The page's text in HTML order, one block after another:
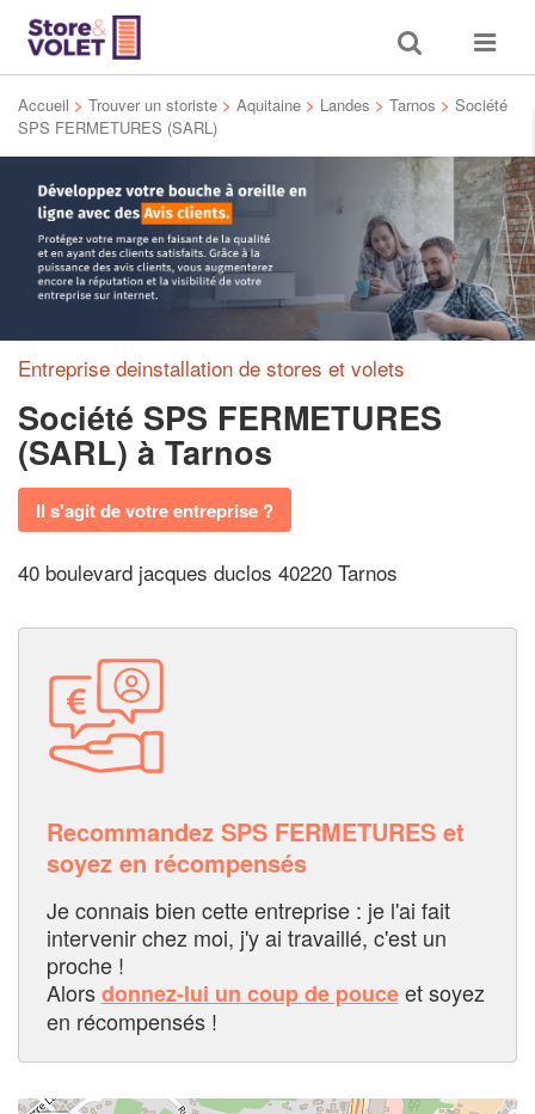
Toggle
search
Toggle
Accueil > Trouver un storiste > Aquitaine > Landes > Tarnos > Société
SPS FERMETURES (SARL)
Entreprise deinstallation de stores et volets
Société SPS FERMETURES
(SARL) à Tarnos
Il s'agit de votre entreprise ?
40 boulevard jacques duclos 40220 Tarnos
Recommandez SPS FERMETURES et
soyez en récompensés
Je connais bien cette entreprise : je l'ai fait
intervenir chez moi, j'y ai travaillé, c'est un
proche !
Alorsdonnez-lui un coup de pouceet soyez
en récompensés !